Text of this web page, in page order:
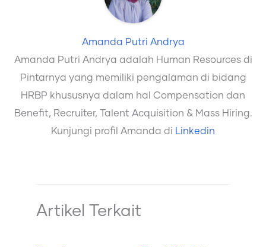
Amanda Putri Andrya
Amanda Putri Andrya adalah Human Resources di
Pintarnya yang memiliki pengalaman di bidang
HRBP khususnya dalam hal Compensation dan
Benefit, Recruiter, Talent Acquisition & Mass Hiring.
Kunjungi profil Amanda di Linkedin
Artikel Terkait